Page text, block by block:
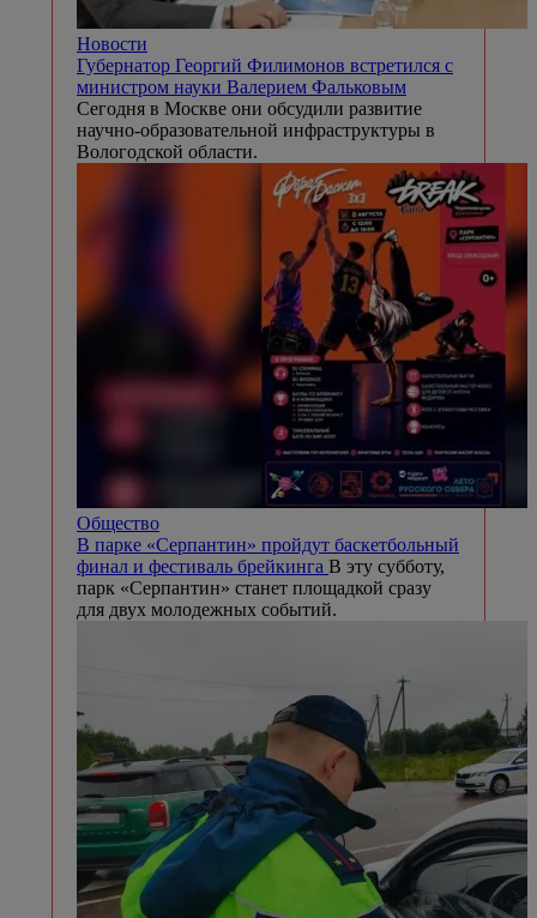
Новости
Губернатор Георгий Филимонов встретился с
министром науки Валерием Фальковым
Сегодня в Москве они обсудили развитие
научно-образовательной инфраструктуры в
Вологодской области.
Общество
В парке «Серпантин» пройдут баскетбольный
финал и фестиваль брейкинга В эту субботу,
парк «Серпантин» станет площадкой сразу
для двух молодежных событий.